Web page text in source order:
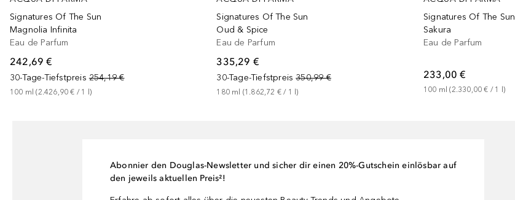
Signatures Of The Sun
Magnolia Infinita
Eau de Parfum
242,69 €
30-Tage-Tiefstpreis 254,19 €
100 ml (2.426,90 € / 1 l)
Signatures Of The Sun
Oud & Spice
Eau de Parfum
335,29 €
30-Tage-Tiefstpreis 350,99 €
180 ml (1.862,72 € / 1 l)
Signatures Of The Sun
Sakura
Eau de Parfum
233,00 €
100 ml (2.330,00 € / 1 l)
Abonnier den Douglas-Newsletter und sicher dir einen 20%-Gutschein einlösbar auf
den jeweils aktuellen Preis²!